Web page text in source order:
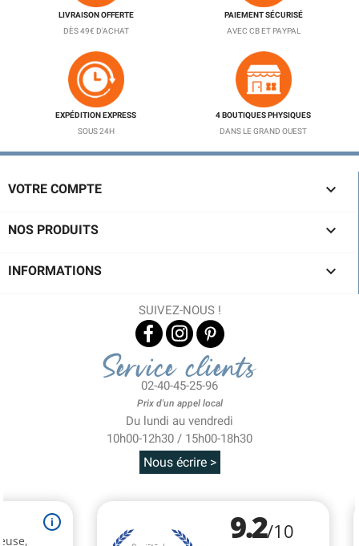
LIVRAISON OFFERTE
DÈS 49€ D'ACHAT
PAIEMENT SÉCURISÉ
AVEC CB ET PAYPAL
EXPÉDITION EXPRESS
SOUS 24H
4 BOUTIQUES PHYSIQUES
DANS LE GRAND OUEST
VOTRE COMPTE 
NOS PRODUITS 
INFORMATIONS 
SUIVEZ-NOUS !
Service clients
02-40-45-25-96
Prix d'un appel local
Du lundi au vendredi
10h00-12h30 / 15h00-18h30
Nous écrire >